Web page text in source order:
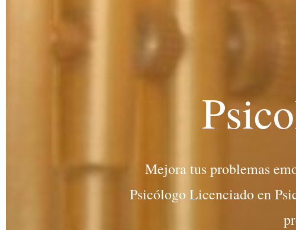
Mejora tus problemas
Psicólogo Licenciado en